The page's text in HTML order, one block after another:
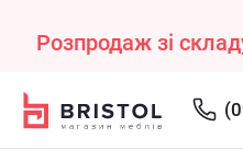
Розпродаж зі